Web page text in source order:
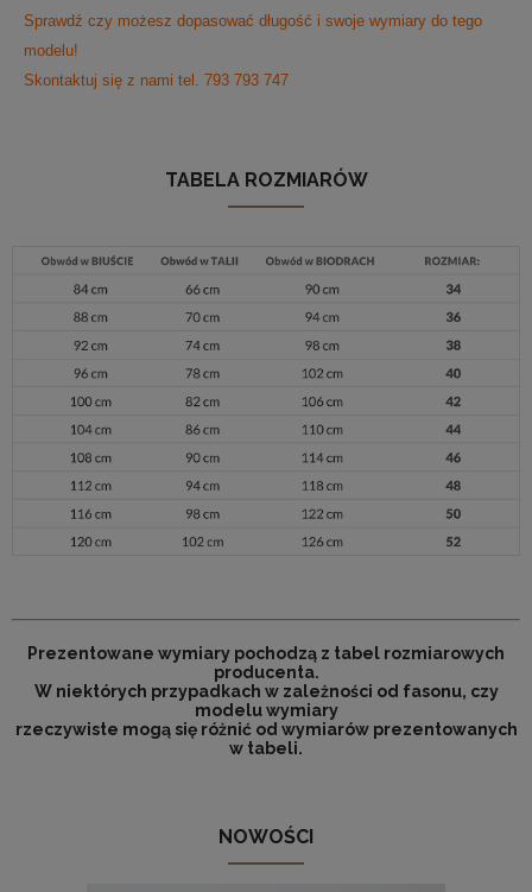
Sprawdź czy możesz dopasować długość i swoje wymiary do tego
modelu!
Skontaktuj się z nami tel. 793 793 747
TABELA ROZMIARÓW
Prezentowane wymiary pochodzą z tabel rozmiarowych
producenta.
W niektórych przypadkach w zależności od fasonu, czy
modelu wymiary
rzeczywiste mogą się różnić od wymiarów prezentowanych
w tabeli.
NOWOŚCI